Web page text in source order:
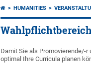
HUMANITIES
Wahlpflichtbereich
Damit Sie als Promovierende/-
optimal Ihre Curricula planen